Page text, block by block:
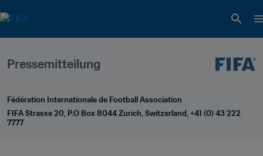
Pressemitteilung
Fédération Internationale de Football Association
FIFA Strasse 20, P.O Box 8044 Zurich, Switzerland, +41 (0) 43 222
7777